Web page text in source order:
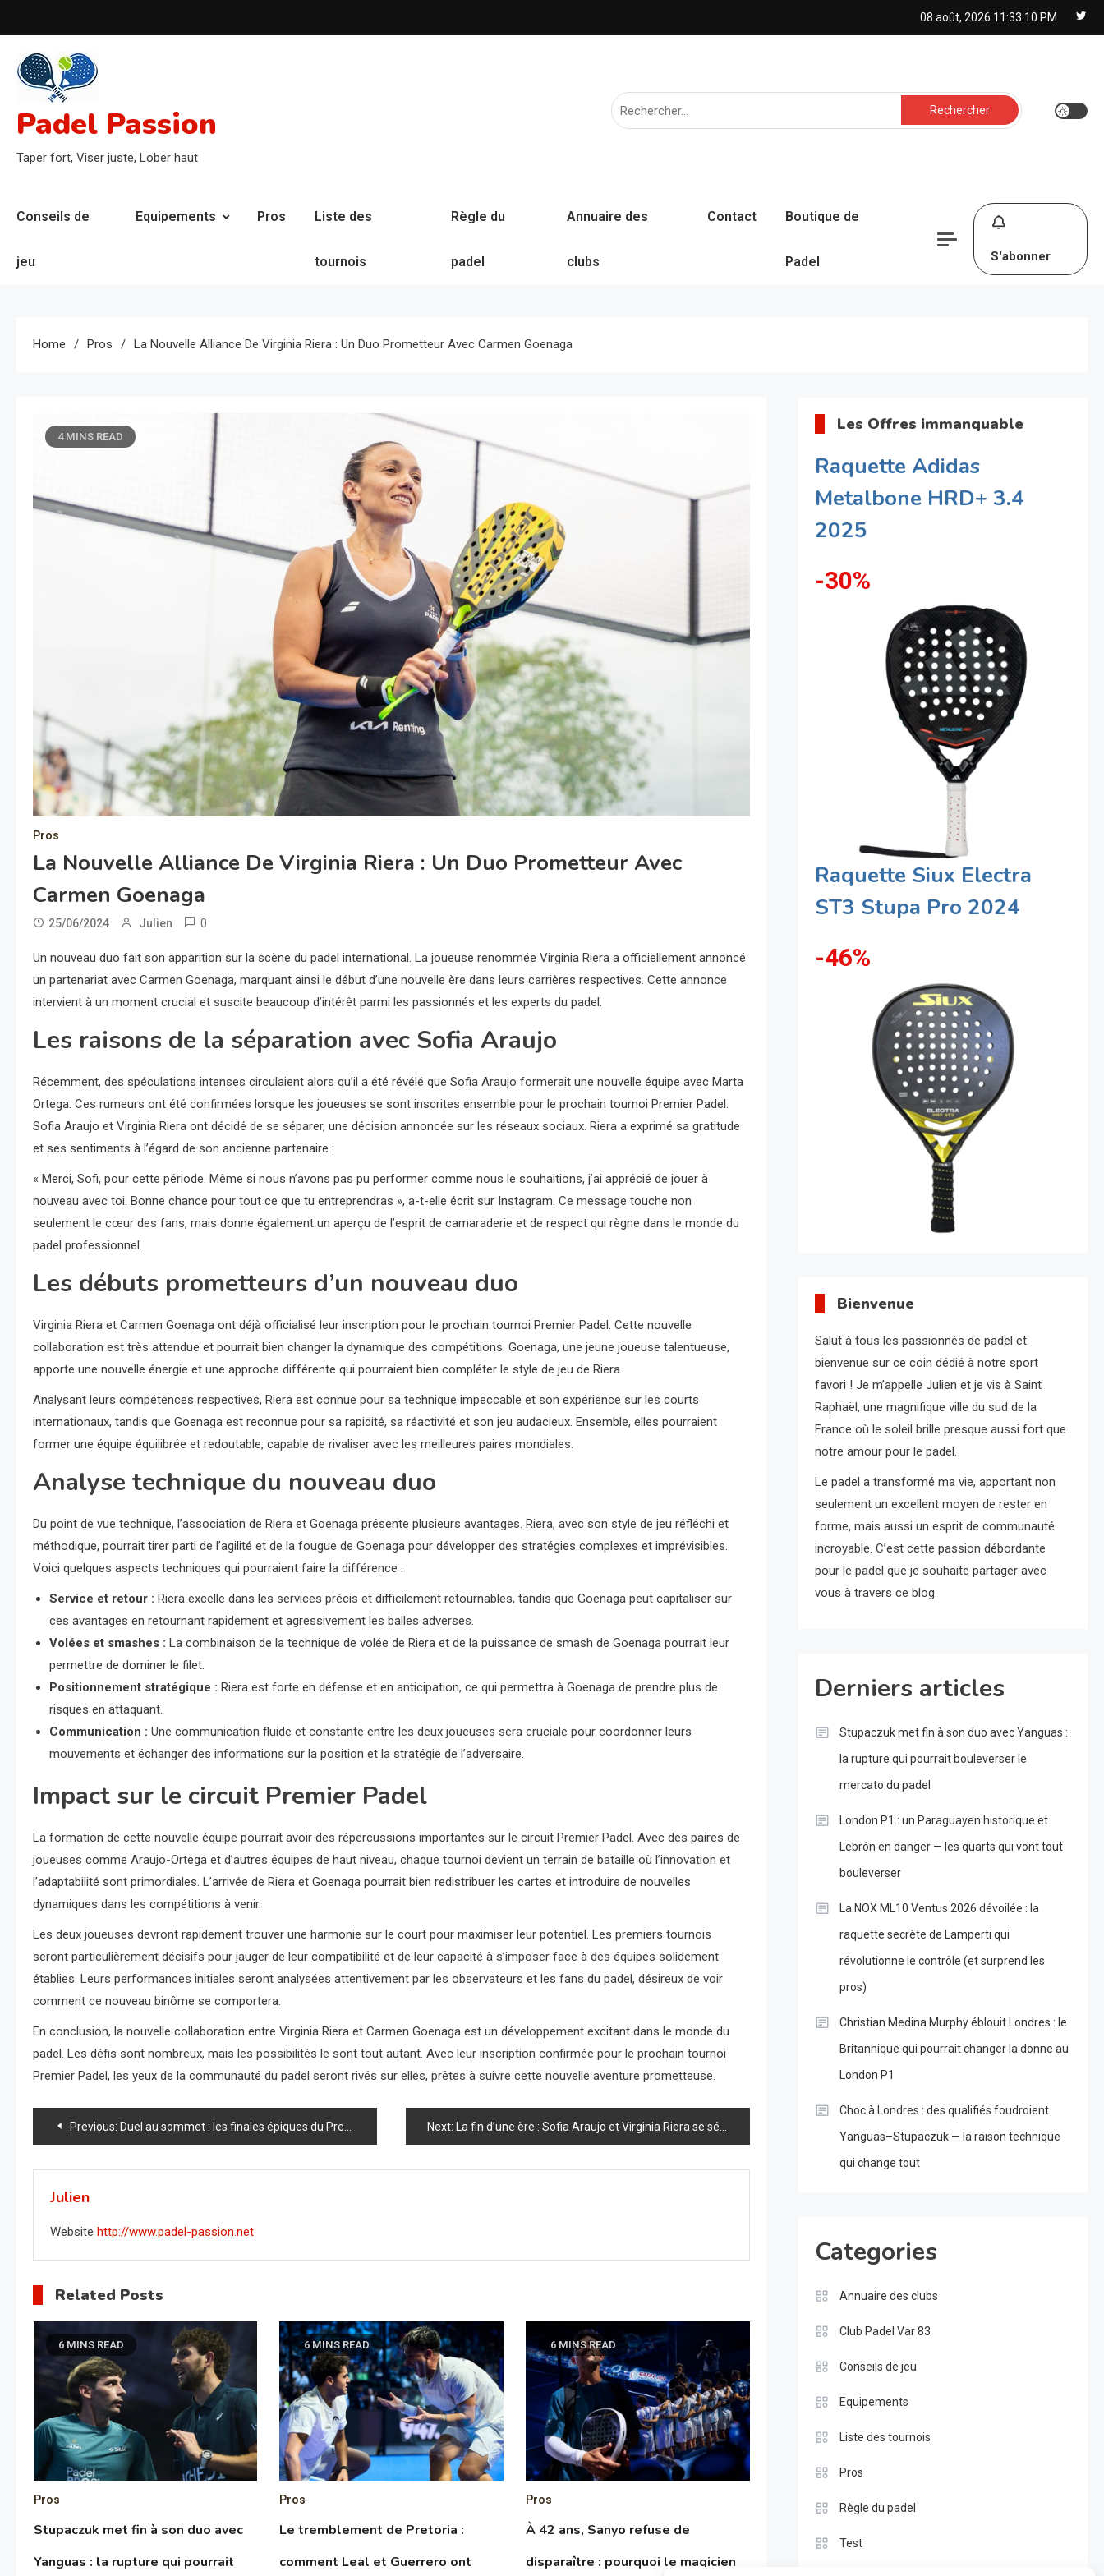
to
content
08 août, 2026 11:33:11 PM
Padel Passion
Taper fort, Viser juste, Lober haut
Rechercher :
Conseils de
jeu
Equipements Pros Liste des
tournois
Règle du
padel
Annuaire des
clubs
Contact Boutique de
Padel S'abonner
Home Pros La Nouvelle Alliance De Virginia Riera : Un Duo Prometteur Avec Carmen Goenaga
4 MINS READ
Pros
La Nouvelle Alliance De Virginia Riera : Un Duo Prometteur Avec
Carmen Goenaga
25/06/2024 Julien 0
Un nouveau duo fait son apparition sur la scène du padel international. La joueuse renommée Virginia Riera a officiellement annoncé
un partenariat avec Carmen Goenaga, marquant ainsi le début d’une nouvelle ère dans leurs carrières respectives. Cette annonce
intervient à un moment crucial et suscite beaucoup d’intérêt parmi les passionnés et les experts du padel.
Les raisons de la séparation avec Sofia Araujo
Récemment, des spéculations intenses circulaient alors qu’il a été révélé que Sofia Araujo formerait une nouvelle équipe avec Marta
Ortega. Ces rumeurs ont été confirmées lorsque les joueuses se sont inscrites ensemble pour le prochain tournoi Premier Padel.
Sofia Araujo et Virginia Riera ont décidé de se séparer, une décision annoncée sur les réseaux sociaux. Riera a exprimé sa gratitude
et ses sentiments à l’égard de son ancienne partenaire :
« Merci, Sofi, pour cette période. Même si nous n’avons pas pu performer comme nous le souhaitions, j’ai apprécié de jouer à
nouveau avec toi. Bonne chance pour tout ce que tu entreprendras », a-t-elle écrit sur Instagram. Ce message touche non
seulement le cœur des fans, mais donne également un aperçu de l’esprit de camaraderie et de respect qui règne dans le monde du
padel professionnel.
Les débuts prometteurs d’un nouveau duo
Virginia Riera et Carmen Goenaga ont déjà officialisé leur inscription pour le prochain tournoi Premier Padel. Cette nouvelle
collaboration est très attendue et pourrait bien changer la dynamique des compétitions. Goenaga, une jeune joueuse talentueuse,
apporte une nouvelle énergie et une approche différente qui pourraient bien compléter le style de jeu de Riera.
Analysant leurs compétences respectives, Riera est connue pour sa technique impeccable et son expérience sur les courts
internationaux, tandis que Goenaga est reconnue pour sa rapidité, sa réactivité et son jeu audacieux. Ensemble, elles pourraient
former une équipe équilibrée et redoutable, capable de rivaliser avec les meilleures paires mondiales.
Analyse technique du nouveau duo
Du point de vue technique, l’association de Riera et Goenaga présente plusieurs avantages. Riera, avec son style de jeu réfléchi et
méthodique, pourrait tirer parti de l’agilité et de la fougue de Goenaga pour développer des stratégies complexes et imprévisibles.
Voici quelques aspects techniques qui pourraient faire la différence :
Service et retour : Riera excelle dans les services précis et difficilement retournables, tandis que Goenaga peut capitaliser sur
ces avantages en retournant rapidement et agressivement les balles adverses.
Volées et smashes : La combinaison de la technique de volée de Riera et de la puissance de smash de Goenaga pourrait leur
permettre de dominer le filet.
Positionnement stratégique : Riera est forte en défense et en anticipation, ce qui permettra à Goenaga de prendre plus de
risques en attaquant.
Communication : Une communication fluide et constante entre les deux joueuses sera cruciale pour coordonner leurs
mouvements et échanger des informations sur la position et la stratégie de l’adversaire.
Impact sur le circuit Premier Padel
La formation de cette nouvelle équipe pourrait avoir des répercussions importantes sur le circuit Premier Padel. Avec des paires de
joueuses comme Araujo-Ortega et d’autres équipes de haut niveau, chaque tournoi devient un terrain de bataille où l’innovation et
l’adaptabilité sont primordiales. L’arrivée de Riera et Goenaga pourrait bien redistribuer les cartes et introduire de nouvelles
dynamiques dans les compétitions à venir.
Les deux joueuses devront rapidement trouver une harmonie sur le court pour maximiser leur potentiel. Les premiers tournois
seront particulièrement décisifs pour jauger de leur compatibilité et de leur capacité à s’imposer face à des équipes solidement
établies. Leurs performances initiales seront analysées attentivement par les observateurs et les fans du padel, désireux de voir
comment ce nouveau binôme se comportera.
En conclusion, la nouvelle collaboration entre Virginia Riera et Carmen Goenaga est un développement excitant dans le monde du
padel. Les défis sont nombreux, mais les possibilités le sont tout autant. Avec leur inscription confirmée pour le prochain tournoi
Premier Padel, les yeux de la communauté du padel seront rivés sur elles, prêtes à suivre cette nouvelle aventure prometteuse.
Navigation
de
l’article
Previous: Duel au sommet : les finales épiques du Premier Padel Major de Rome aujourd’hui Next: La fin d’une ère : Sofia Araujo et Virginia Riera se séparent !
Julien
Website http://www.padel-passion.net
Related Posts
6 MINS READ
Pros
Stupaczuk met fin à son duo avec
Yanguas : la rupture qui pourrait
6 MINS READ
Pros
Le tremblement de Pretoria :
comment Leal et Guerrero ont
6 MINS READ
Pros
À 42 ans, Sanyo refuse de
disparaître : pourquoi le magicien
Les Offres immanquable
Raquette Adidas
Metalbone HRD+ 3.4
2025
-30%
Raquette Siux Electra
ST3 Stupa Pro 2024
-46%
Bienvenue
Salut à tous les passionnés de padel et
bienvenue sur ce coin dédié à notre sport
favori ! Je m’appelle Julien et je vis à Saint
Raphaël, une magnifique ville du sud de la
France où le soleil brille presque aussi fort que
notre amour pour le padel.
Le padel a transformé ma vie, apportant non
seulement un excellent moyen de rester en
forme, mais aussi un esprit de communauté
incroyable. C’est cette passion débordante
pour le padel que je souhaite partager avec
vous à travers ce blog.
Derniers articles
Stupaczuk met fin à son duo avec Yanguas :
la rupture qui pourrait bouleverser le
mercato du padel
London P1 : un Paraguayen historique et
Lebrón en danger — les quarts qui vont tout
bouleverser
La NOX ML10 Ventus 2026 dévoilée : la
raquette secrète de Lamperti qui
révolutionne le contrôle (et surprend les
pros)
Christian Medina Murphy éblouit Londres : le
Britannique qui pourrait changer la donne au
London P1
Choc à Londres : des qualifiés foudroient
Yanguas–Stupaczuk — la raison technique
qui change tout
Categories
Annuaire des clubs
Club Padel Var 83
Conseils de jeu
Equipements
Liste des tournois
Pros
Règle du padel
Test